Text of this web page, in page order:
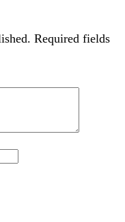
Required fields